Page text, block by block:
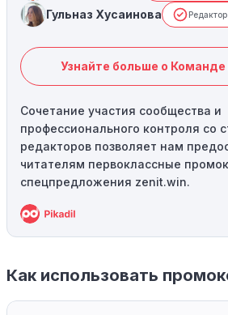
Гульназ Хусаинова
Узнайте больше о
Сочетание участия сообщества и
профессионального контроля со
редакторов позволяет нам
читателям первоклассные
спецпредложения zenit.win.
Как использовать